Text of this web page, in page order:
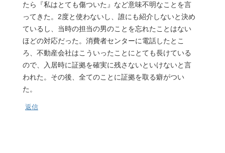
たら『私はとても傷ついた』など意味不明なことを言
ってきた。2度と使わないし、誰にも紹介しないと決め
ているし、当時の担当の男のことを忘れたことはない
ほどの対応だった。消費者センターに電話したとこ
ろ、不動産会社はこういったことにとても長けている
ので、入居時に証拠を確実に残さないといけないと言
われた。その後、全てのことに証拠を取る癖がつい
た。
返信